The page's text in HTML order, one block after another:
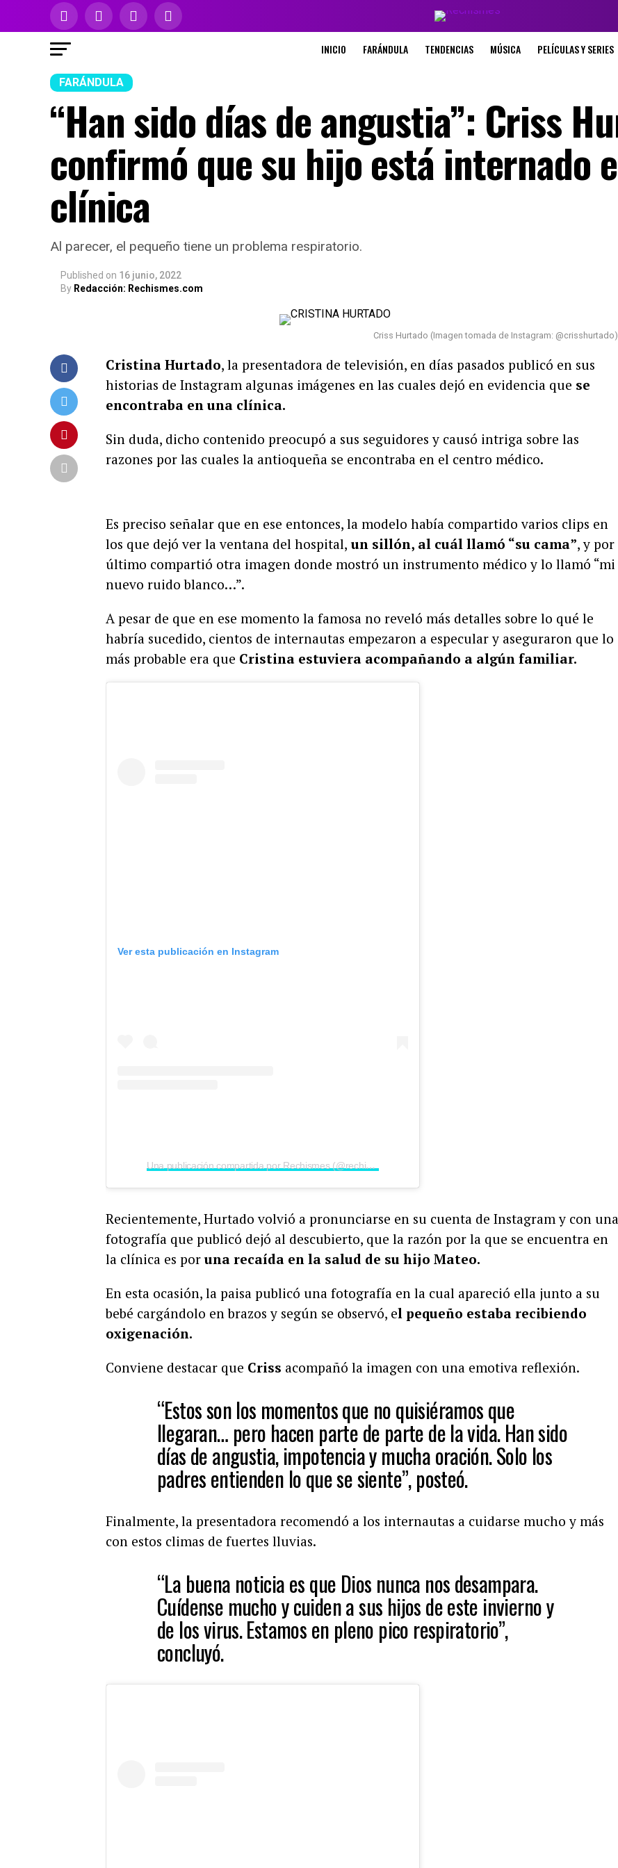
INICIO FARÁNDULA TENDENCIAS MÚSICA PELÍCULAS Y SERIES
FARÁNDULA
“Han sido días de angustia”: Criss
confirmó que su hijo está internado
clínica
Al parecer, el pequeño tiene un problema respiratorio.
Published on 16 junio, 2022
By Redacción: Rechismes.com
Criss Hurtado (Imagen tomada de Instagram:
Cristina Hurtado, la presentadora de televisión, en días pasados publicó en sus
historias de Instagram algunas imágenes en las cuales dejó en evidencia que se
encontraba en una clínica.
Sin duda, dicho contenido preocupó a sus seguidores y causó intriga sobre las
razones por las cuales la antioqueña se encontraba en el centro médico.
Es preciso señalar que en ese entonces, la modelo había compartido varios clips en
los que dejó ver la ventana del hospital, un sillón, al cuál llamó “su cama”, y por
último compartió otra imagen donde mostró un instrumento médico y lo llamó “mi
nuevo ruido blanco…”.
A pesar de que en ese momento la famosa no reveló más detalles sobre lo qué le
habría sucedido, cientos de internautas empezaron a especular y aseguraron que lo
más probable era que Cristina estuviera acompañando a algún familiar.
Ver esta publicación en Instagram
Una publicación compartida por Rechismes (@rechismes)
Recientemente, Hurtado volvió a pronunciarse en su cuenta de Instagram y con una
fotografía que publicó dejó al descubierto, que la razón por la que se encuentra en
la clínica es por una recaída en la salud de su hijo Mateo.
En esta ocasión, la paisa publicó una fotografía en la cual apareció ella junto a su
bebé cargándolo en brazos y según se observó, el pequeño estaba recibiendo
oxigenación.
Conviene destacar que Criss acompañó la imagen con una emotiva reflexión.
“Estos son los momentos que no quisiéramos que
llegaran… pero hacen parte de parte de la vida. Han sido
días de angustia, impotencia y mucha oración. Solo los
padres entienden lo que se siente”, posteó.
Finalmente, la presentadora recomendó a los internautas a cuidarse mucho y más
con estos climas de fuertes lluvias.
“La buena noticia es que Dios nunca nos desampara.
Cuídense mucho y cuiden a sus hijos de este invierno y
de los virus. Estamos en pleno pico respiratorio”,
concluyó.